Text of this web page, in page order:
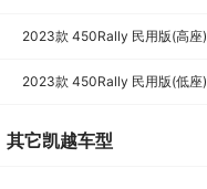
2023款 450Rally 民用版(高座)
2023款 450Rally 民用版(低座)
其它凯越车型